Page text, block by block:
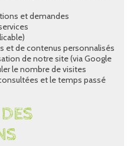
et demandes
et de contenus personnalisés
de notre site (via Google
le nombre de visites
et le temps passé